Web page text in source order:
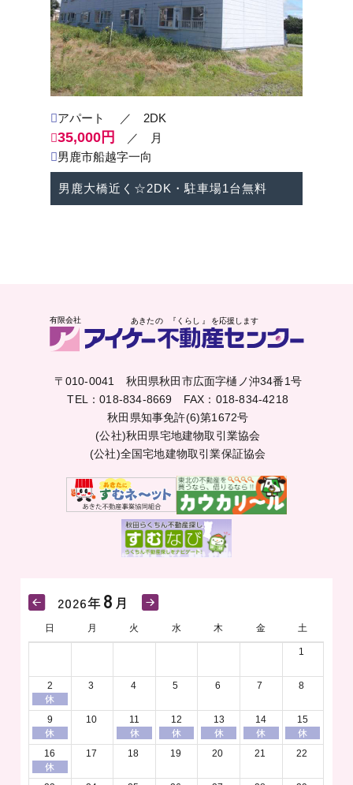
アパート ／ 2DK
35,000円
／ 月
男鹿市船越字一向
男鹿大橋近く☆2DK・駐車場1台無料
〒010-0041 秋田県秋田市広面字樋ノ沖34番1号
TEL：018-834-8669 FAX：018-834-4218
秋田県知事免許(6)第1672号
(公社)秋田県宅地建物取引業協会
(公社)全国宅地建物取引業保証協会
2026年8 月
日 月 火 水 木 金 土
1
2
休
3 4 5 6 7 8
9
休
10 11
休
12
休
13
休
14
休
15
休
16
休
17 18 19 20 21 22